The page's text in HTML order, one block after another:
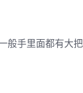
手里面都有大